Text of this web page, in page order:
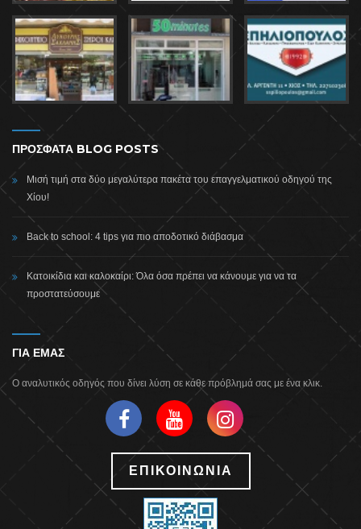
ΠΡΟΣΦΑΤΑ BLOG POSTS
Μισή τιμή στα δύο μεγαλύτερα πακέτα του επαγγελματικού οδηγού της
Χίου!
Back to school: 4 tips για πιο αποδοτικό διάβασμα
Κατοικίδια και καλοκαίρι: Όλα όσα πρέπει να κάνουμε για να τα
προστατεύσουμε
ΓΙΑ ΕΜΑΣ
Ο αναλυτικός οδηγός που δίνει λύση σε κάθε πρόβλημά σας με ένα κλικ.
ΕΠΙΚΟΙΝΩΝΙΑ